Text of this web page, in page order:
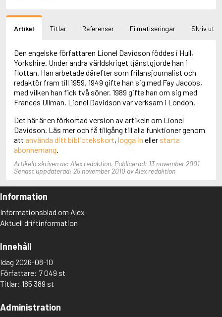
Adler-Olsen, Jussi
Adnan, Etel
Adolfsson, Eva
Adolfsson, Evert
Adolfsson, Gunnar
Adolfsson, Josefine
Adolfsson, Maria
Artikel Titlar Referenser Filmatiseringar Skriv ut
Den engelske författaren Lionel Davidson föddes i Hull,
Yorkshire. Under andra världskriget tjänstgjorde han i
flottan. Han arbetade därefter som frilansjournalist och
redaktör fram till 1959. 1949 gifte han sig med Fay Jacobs,
med vilken han fick två söner. 1989 gifte han om sig med
Frances Ullman. Lionel Davidson var verksam i London.
Det här är en förkortad version av artikeln om Lionel
Davidson. Läs mer och få tillgång till alla funktioner genom
att använda ditt bibliotekskort, logga in eller starta
abonnemang
Artikeln skriven av: Alex redaktion. Publicerad: 13 november 2001
Senast uppdaterad: 25 november 2010 av Alex redaktion
Information
Informationsblad om Alex
Aktuell driftinformation
Innehåll
Idag 2026-08-10
Författare: 7 049 st
Titlar: 185 389 st
Administration